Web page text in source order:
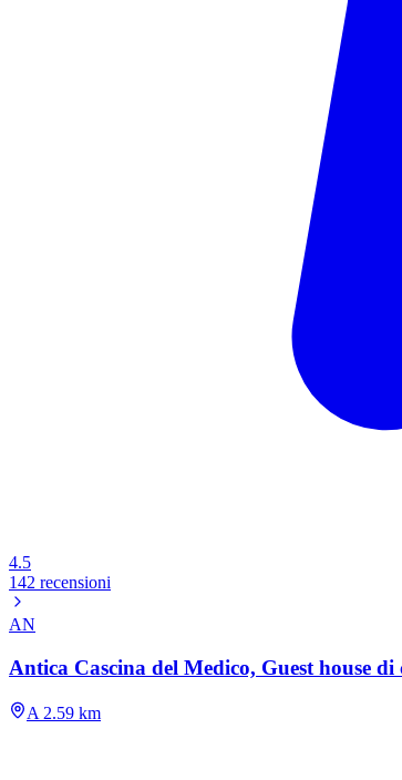
4.5
142 recensioni
AN
Antica Cascina del Medico, Guest house di
A 2.59 km